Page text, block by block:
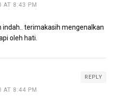
AT 8:43 PM
terimakasih mengenalkan
oleh hati.
AT 8:44 PM
REPLY